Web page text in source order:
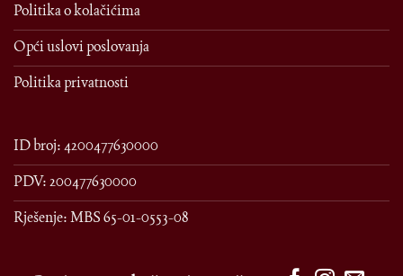
Politika o kolačićima
Opći uslovi poslovanja
Politika privatnosti
ID broj: 4200477630000
PDV: 200477630000
Rješenje: MBS 65-01-0553-08